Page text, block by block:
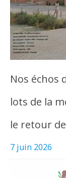
Nos échos
lots de la
le retour de
7 juin 2026